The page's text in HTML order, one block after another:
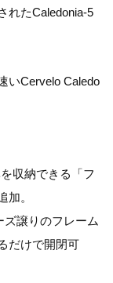
れたCaledonia-5
いCervelo Caledo
収納できる「フ
加。
譲りのフレーム
だけで開閉可